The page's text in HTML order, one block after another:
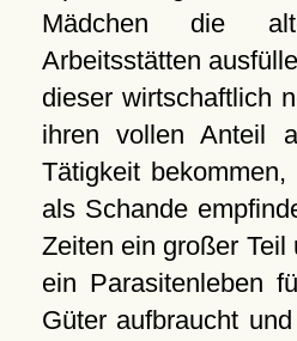
Mädchen die
Arbeitsstätten
dieser wirtschaftlich
ihren vollen Anteil
Tätigkeit
als Schande
Zeiten ein großer Teil
ein Parasitenleben
Güter aufbraucht